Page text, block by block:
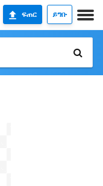
ፍጠር ይግቡ